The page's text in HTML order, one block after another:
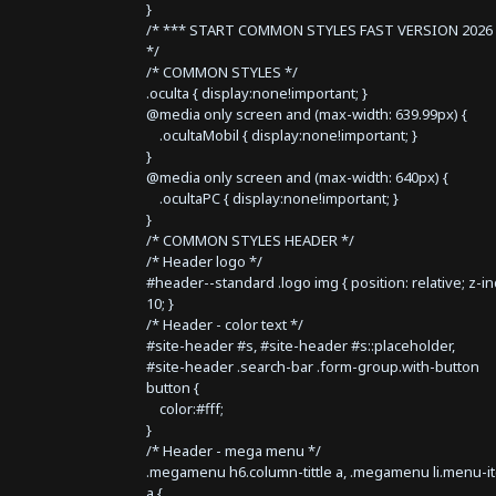
}
/* *** START COMMON STYLES FAST VERSION
*/
/* COMMON STYLES */
.oculta { display:none!important; }
@media only screen and (max-width: 639.99px) {
.ocultaMobil { display:none!important; }
}
@media only screen and (max-width: 640px) {
.ocultaPC { display:none!important; }
}
/* COMMON STYLES HEADER */
/* Header logo */
#header--standard .logo img { position: relative; z-
10; }
/* Header - color text */
#site-header #s, #site-header #s::placeholder,
#site-header .search-bar .form-group.with-button
button {
color:#fff;
}
/* Header - mega menu */
.megamenu h6.column-tittle a, .megamenu li.menu-